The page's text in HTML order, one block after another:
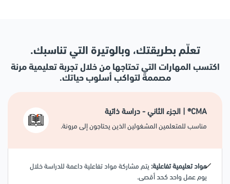
تقييم الفرص الاستثمارية والمخاطر المالية والبدائل المختلفة للأعمال.
استخدام الرؤى والتحليلات المالية لدعم قرارات الإدارة بشكل مهني
تعلّم بطريقتك، وبالوتيرة التي تناسبك.
اكتسب المهارات التي تحتاجها من خلال تجربة تعليمية مرنة
مصممة لتواكب أسلوب حياتك.
CMA® | الجزء الثاني - دراسة ذاتية
مناسب للمتعلمين المشغولين الذين يحتاجون إلى مرونة.
مواد تعليمية تفاعلية: يتم مشاركة مواد تفاعلية داعمة للدراسة خلال
يوم عمل واحد كحد أقصى.